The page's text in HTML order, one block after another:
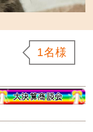
1名様